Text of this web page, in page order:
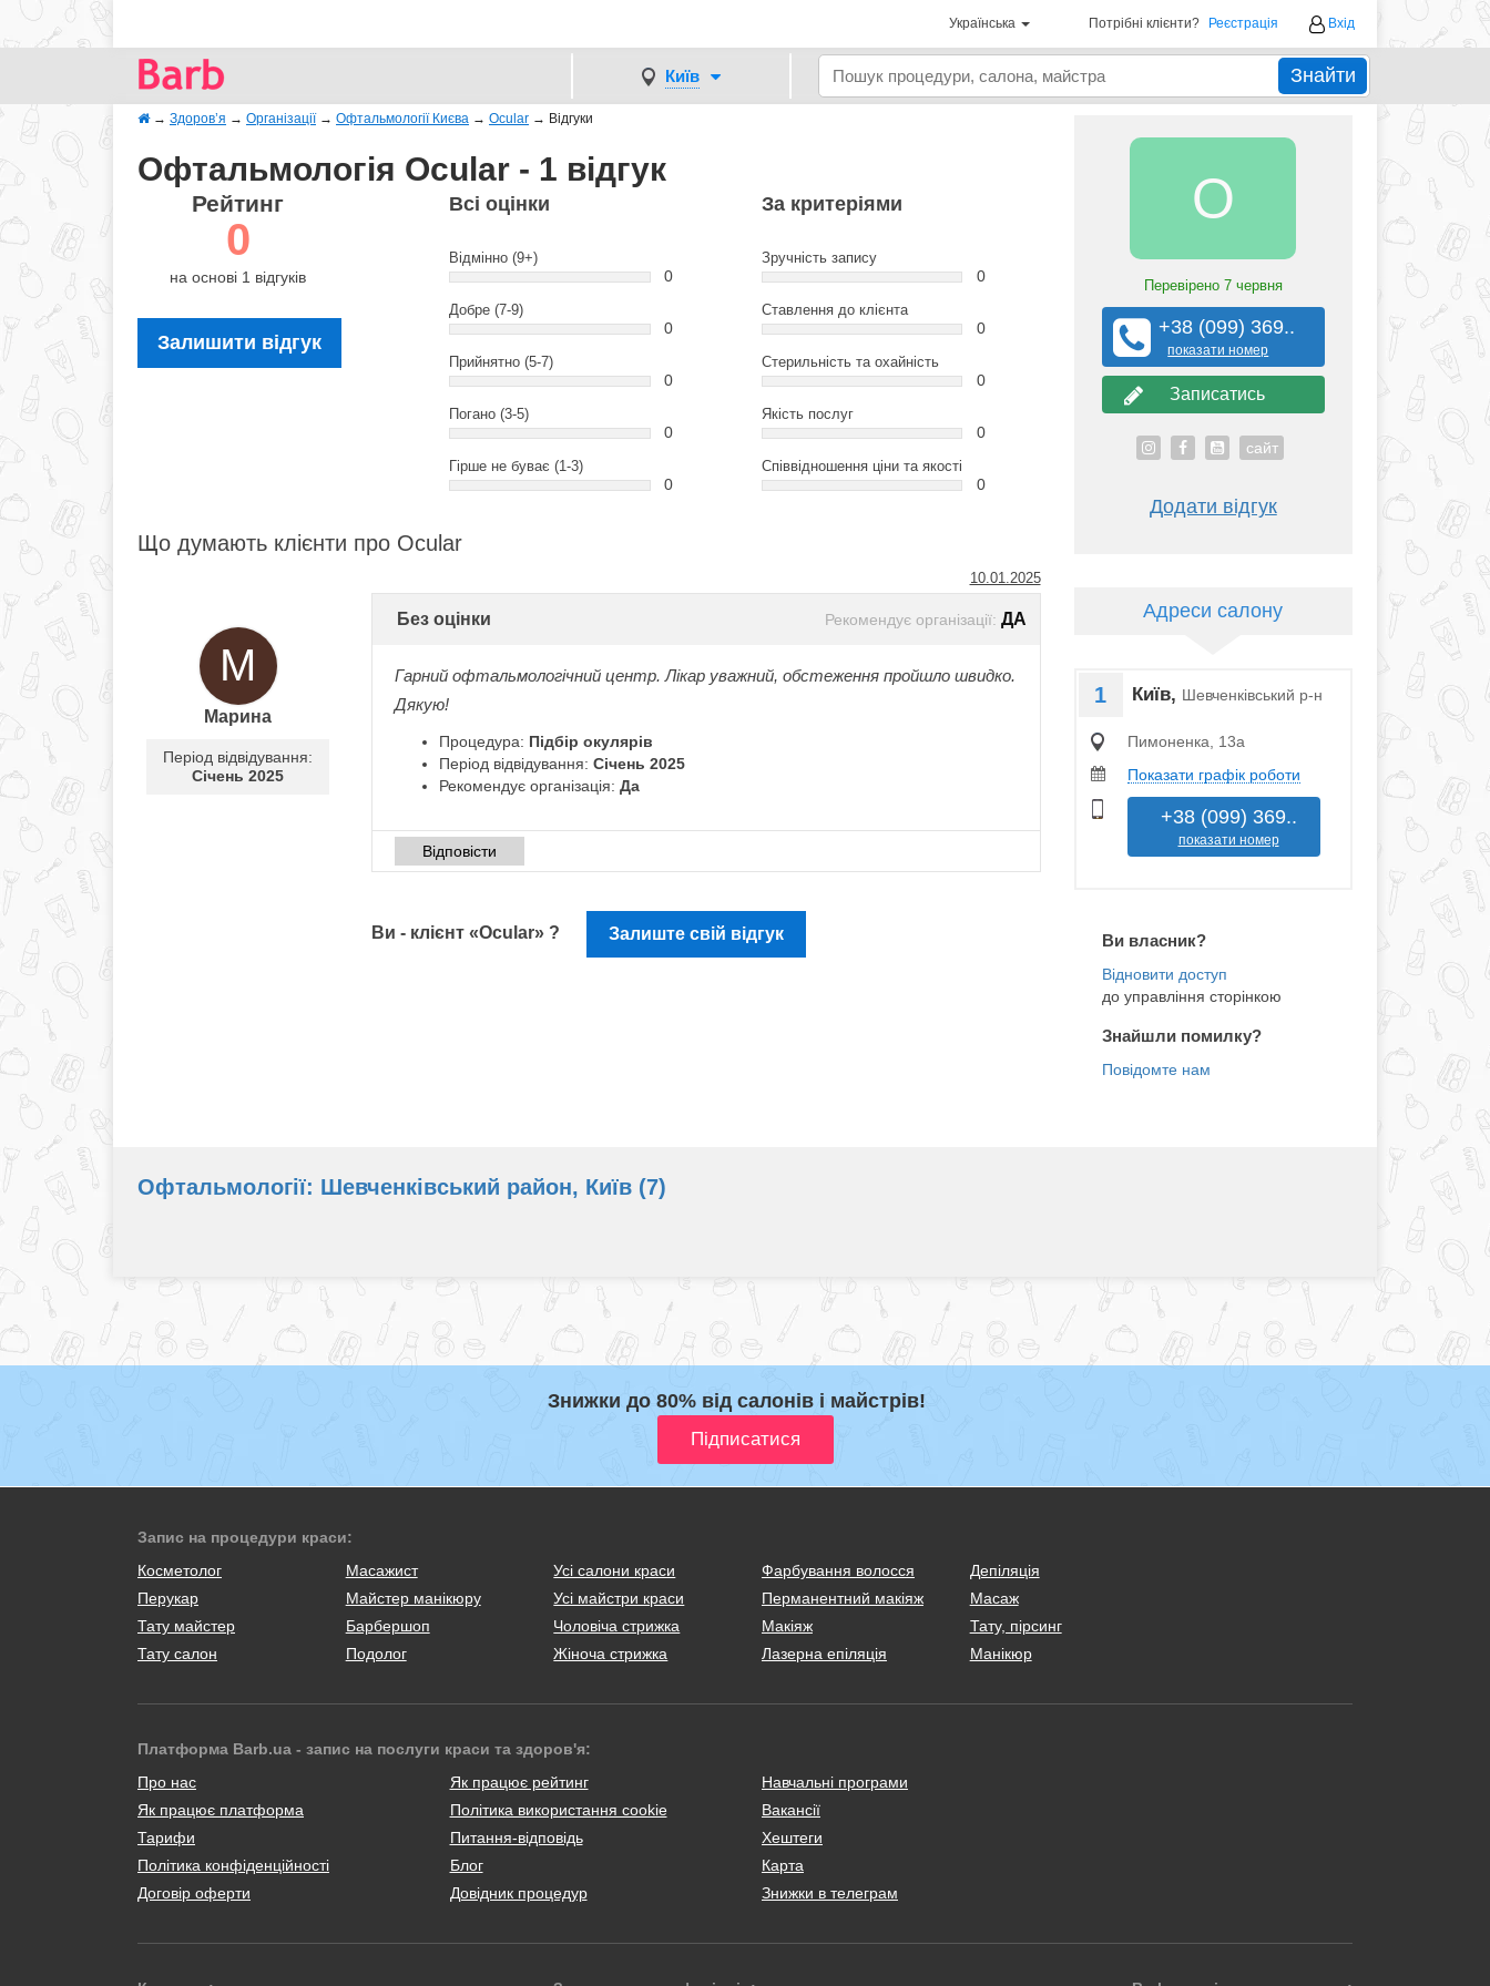
Українська Потрібні клієнти? Реєстрація Вхід
Київ Знайти
→ Здоров’я → Організації → Офтальмології Києва → Ocular → Відгуки
Офтальмологія Ocular - 1 відгук
Рейтинг
0
на основі 1 відгуків
Залишити відгук
Всі оцінки
Відмінно (9+)
0
Добре (7-9)
0
Прийнятно (5-7)
0
Погано (3-5)
0
Гірше не буває (1-3)
0
За критеріями
Зручність запису
0
Ставлення до клієнта
0
Стерильність та охайність
0
Якість послуг
0
Співвідношення ціни та якості
0
Що думають клієнти про Ocular
10.01.2025
М
Марина
Період відвідування:
Січень 2025
Без оцінки Рекомендує організації: ДА
Гарний офтальмологічний центр. Лікар уважний, обстеження пройшло швидко.
Дякую!
Процедура: Підбір окулярів
Період відвідування:Січень 2025
Рекомендує організація:Да
Відповісти
Ви - клієнт «Ocular» ? Залиште свій відгук
O
Перевірено 7 червня
+38 (099) 369..
показати номер
Записатись
сайт
Додати відгук
Адреси салону
1 Київ, Шевченківський р-н
Пимоненка, 13a
Показати графік роботи
+38 (099) 369..
показати номер
Ви власник?
до управління сторінкою
Знайшли помилку?
Офтальмології: Шевченківський район, Київ (7)
Знижки до 80% від салонів і майстрів!
Запис на процедури краси:
Косметолог
Масажист
Перукар
Майстер манікюру
Тату майстер
Барбершоп
Тату салон
Подолог
Усі салони краси
Усі майстри краси
Чоловіча стрижка
Жіноча стрижка
Фарбування волосся
Перманентний макіяж
Макіяж
Лазерна епіляція
Депіляція
Масаж
Тату, пірсинг
Манікюр
Платформа Barb.ua - запис на послуги краси та здоров'я:
Про нас
Як працює платформа
Тарифи
Політика конфіденційності
Договір оферти
Як працює рейтинг
Політика використання cookie
Питання-відповідь
Блог
Довідник процедур
Навчальні програми
Вакансії
Хештеги
Карта
Знижки в телеграм